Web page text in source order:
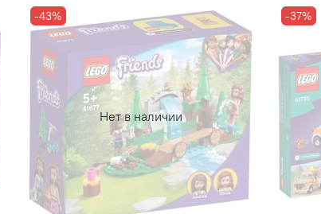
Нет в наличии
-43% -37%